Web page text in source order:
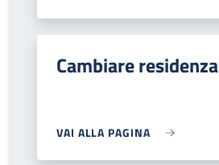
Cambiare residenza
VAI ALLA PAGINA